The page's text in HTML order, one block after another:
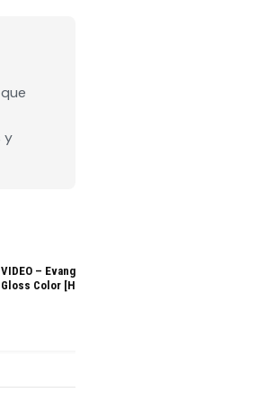
y
VIDEO – Evangeline Lilly – L’Oreal Healthy Look Creme
Gloss Color [HD]